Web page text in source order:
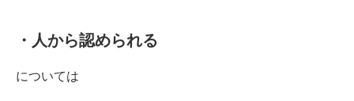
・人から認められる
については